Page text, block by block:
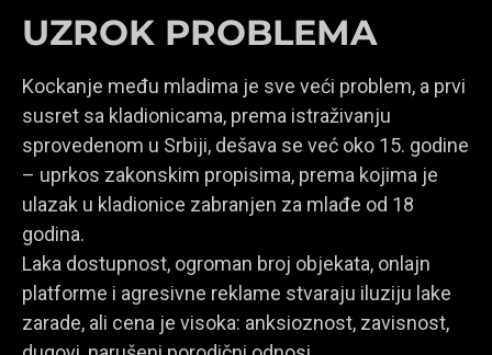
UZROK PROBLEMA
Kockanje među mladima je sve veći problem, a prvi
susret sa kladionicama, prema istraživanju
sprovedenom u Srbiji, dešava se već oko 15. godine
– uprkos zakonskim propisima, prema kojima je
ulazak u kladionice zabranjen za mlađe od 18
godina.
Laka dostupnost, ogroman broj objekata, onlajn
platforme i agresivne reklame stvaraju iluziju lake
zarade, ali cena je visoka: anksioznost, zavisnost,